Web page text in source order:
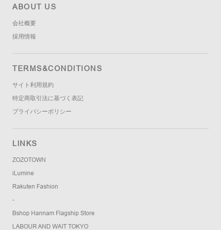
ABOUT US
会社概要
採用情報
TERMS&CONDITIONS
サイト利用規約
特定商取引法に基づく表記
プライバシーポリシー
LINKS
ZOZOTOWN
iLumine
Rakuten Fashion
-
Bshop Hannam Flagship Store
LABOUR AND WAIT TOKYO